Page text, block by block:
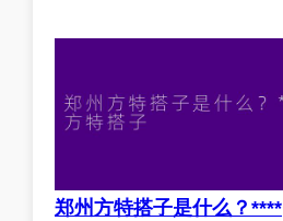
郑州方特搭子是什么？****